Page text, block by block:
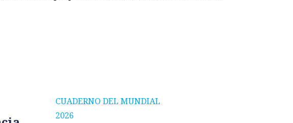
CUADERNO DEL MUNDIAL
2026